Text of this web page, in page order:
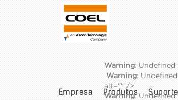
Warning: Undefined
Warning:
alt="" />
Warning: Undefined
Empresa Produtos Suporte